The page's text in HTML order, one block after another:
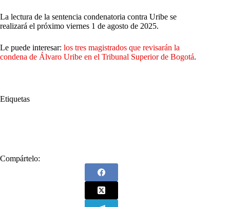
La lectura de la sentencia condenatoria contra Uribe se
realizará el próximo viernes 1 de agosto de 2025.
Le puede interesar: los tres magistrados que revisarán la
condena de Álvaro Uribe en el Tribunal Superior de Bogotá.
Etiquetas
Compártelo: